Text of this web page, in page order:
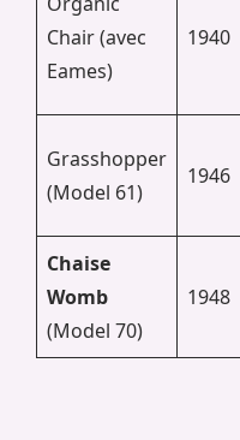
Chair (avec
Eames)
1940
Grasshopper
(Model 61)
1946
Chaise
Womb
(Model 70)
1948